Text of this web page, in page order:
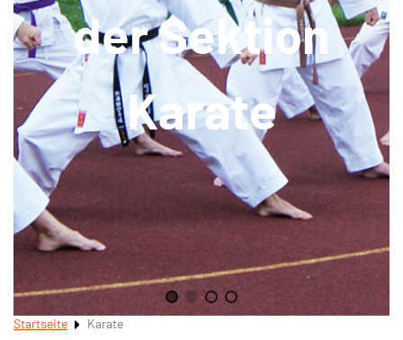
der Sektion
Karate
Startseite Karate